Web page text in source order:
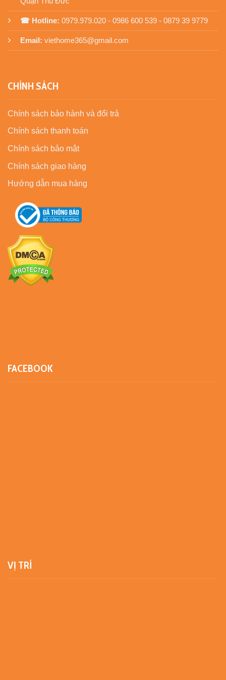
☎ Hotline: 0979.979.020 - 0986 600 539 - 0879 39 9779
Email: viethome365@gmail.com
CHÍNH SÁCH
Chính sách bảo hành và đổi trả
Chính sách thanh toán
Chính sách bảo mật
Chính sách giao hàng
Hướng dẫn mua hàng
FACEBOOK
VỊ TRÍ